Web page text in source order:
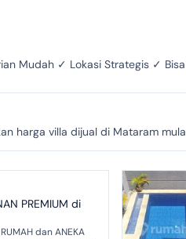
Mudah ✓ Lokasi Strategis ✓
harga villa dijual di Mataram
PREMIUM di
dan ANEKA